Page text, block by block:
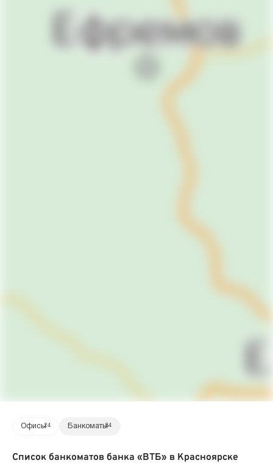
Офисы24 Банкоматы84
Список банкоматов банка «ВТБ» в Красноярске